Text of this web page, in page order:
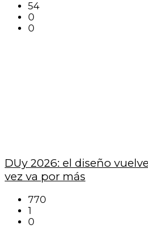
54
0
0
DUy 2026: el diseño
vez va por más
770
1
0